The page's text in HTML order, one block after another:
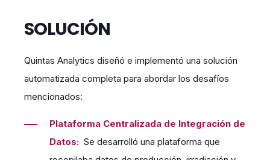
SOLUCIÓN
Quintas Analytics diseñó e implementó una solución
automatizada completa para abordar los desafíos
mencionados:
Plataforma Centralizada de Integración de
Datos: Se desarrolló una plataforma que